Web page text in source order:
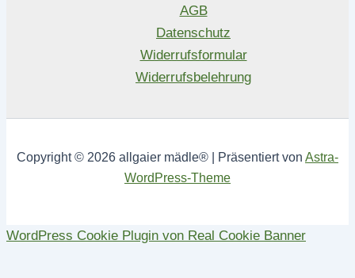
AGB
Datenschutz
Widerrufsformular
Widerrufsbelehrung
Copyright © 2026 allgaier mädle® | Präsentiert von Astra-
WordPress-Theme
WordPress Cookie Plugin von Real Cookie Banner